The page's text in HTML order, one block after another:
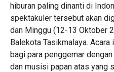
hiburan paling dinanti di
spektakuler tersebut akan
dan Minggu (12-13 Oktober
Balekota Tasikmalaya.
bagi para penggemar
dan musisi papan atas yang